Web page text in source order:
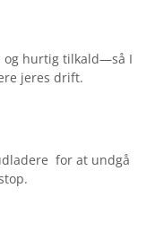
og hurtig tilkald—så I
jeres drift.
for at undgå